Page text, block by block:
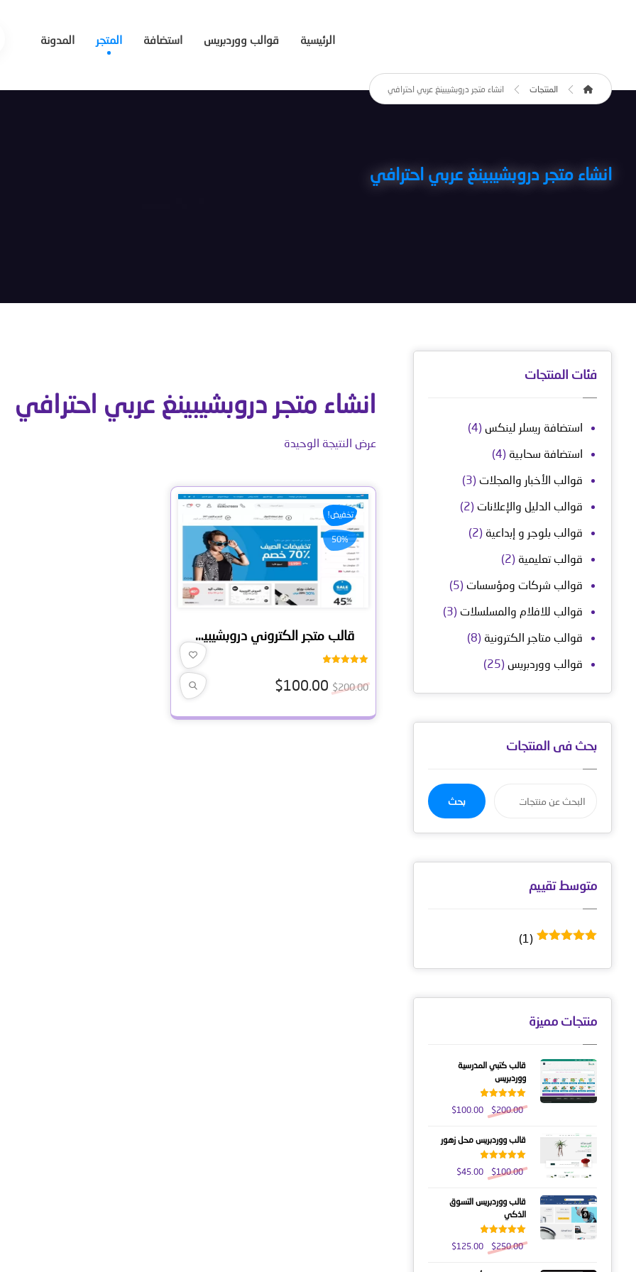
الرئيسية قوالب ووردبريس استضافة المتجر المدونة
المنتجات انشاء متجر دروبشيبينغ عربي احترافي
انشاء متجر دروبشيبينغ عربي احترافي
انشاء متجر دروبشيبينغ عربي احترافي
عرض النتيجة الوحيدة
تخفيض!
50%
قالب متجر الكتروني دروبشيبينغ
5.00
من 5
$200.00
$100.00
فئات المنتجات
استضافة ريسلر لينكس (4)
استضافة سحابية (4)
قوالب الأخبار والمجلات (3)
قوالب الدليل والإعلانات (2)
قوالب بلوجر و إبداعية (2)
قوالب تعليمية (2)
قوالب شركات ومؤسسات (5)
قوالب للافلام والمسلسلات (3)
قوالب متاجر الكترونية (8)
قوالب ووردبريس (25)
بحث فى المنتجات
بحث
متوسط ​​تقييم
(1)
منتجات مميزة
قالب كتبي المدرسية
ووردبريس
تم التقييم
5.00من 5
$200.00
$100.00
قالب ووردبريس محل زهور
تم التقييم
5.00من 5
$100.00
$45.00
قالب ووردبريس التسوق
الذكي
تم التقييم
5.00من 5
$250.00
$125.00